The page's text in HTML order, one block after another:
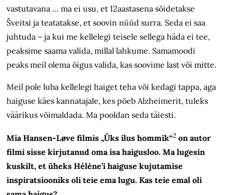
vastutavana … ma ei usu, et 12aastasena sõidetakse
Šveitsi ja teatatakse, et soovin nüüd surra. Seda ei saa
juhtuda – ja kui me kellelegi teisele sellega häda ei tee,
peaksime saama valida, millal lahkume. Samamoodi
peaks meil olema õigus valida, kas soovime last või mitte.
Meil pole luba kellelegi haiget teha või kedagi tappa, aga
haiguse käes kannatajale, kes põeb Alzheimerit, tuleks
väärikus võimaldada. Ma pooldan seda täiesti.
Mia Hansen-Løve filmis „Üks ilus hommik“2 on autor
filmi sisse kirjutanud oma isa haigusloo. Ma lugesin
kuskilt, et üheks Hélène’i haiguse kujutamise
inspiratsiooniks oli teie ema lugu. Kas teie emal oli